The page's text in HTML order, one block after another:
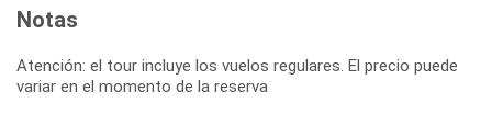
Notas
Atención: el tour incluye los vuelos regulares. El precio puede
variar en el momento de la reserva